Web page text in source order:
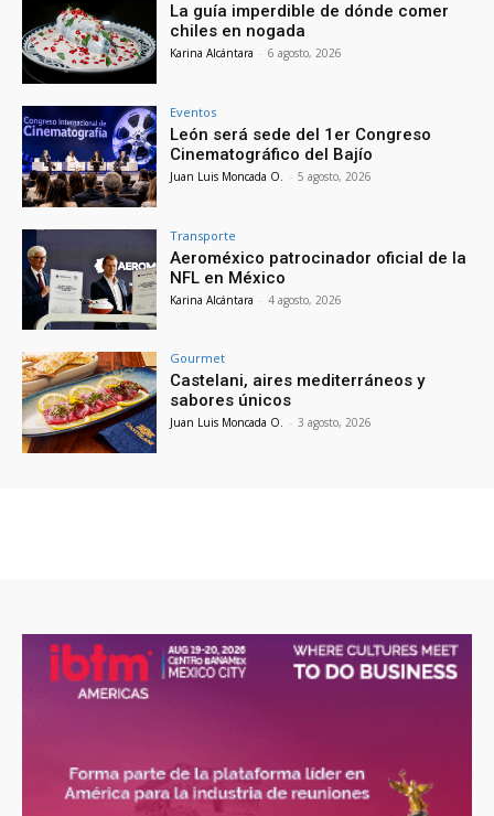
La guía imperdible de dónde comer
chiles en nogada
Karina Alcántara - 6 agosto, 2026
Eventos
León será sede del 1er Congreso
Cinematográfico del Bajío
Juan Luis Moncada O. - 5 agosto, 2026
Transporte
Aeroméxico patrocinador oficial de la
NFL en México
Karina Alcántara - 4 agosto, 2026
Gourmet
Castelani, aires mediterráneos y
sabores únicos
Juan Luis Moncada O. - 3 agosto, 2026